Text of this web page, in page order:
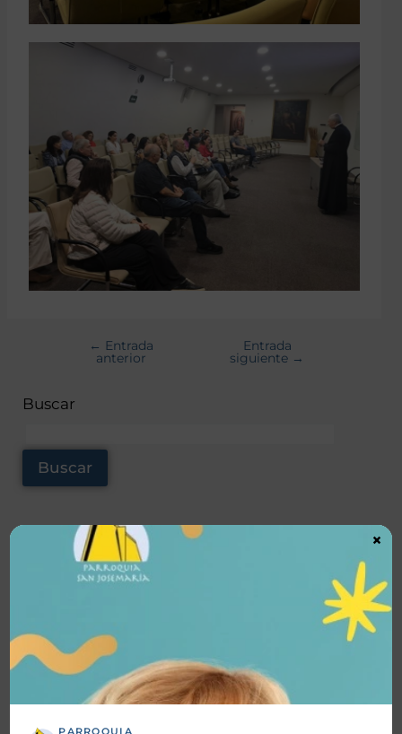
← Entrada
anterior
Entrada
siguiente →
Buscar
Buscar
Noticas recientes
Vida Plena Charla Magnifica Humanitas
Vida Plena “Hacia la santidad”
Bendición de Ornamentos
PARROQUIA
×